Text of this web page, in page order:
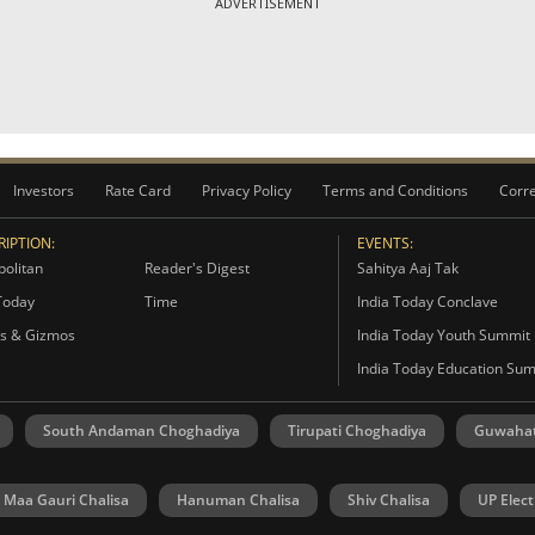
Investors Rate Card Privacy Policy Terms and Conditions
Reader's Digest
Time
& Gizmos
EVENTS:
Sahitya Aaj Tak
India Today Conclave
India Today Youth Summit
India Today Education
South Andaman Choghadiya Tirupati Choghadiya
Maa Gauri Chalisa Hanuman Chalisa Shiv Chalisa UP